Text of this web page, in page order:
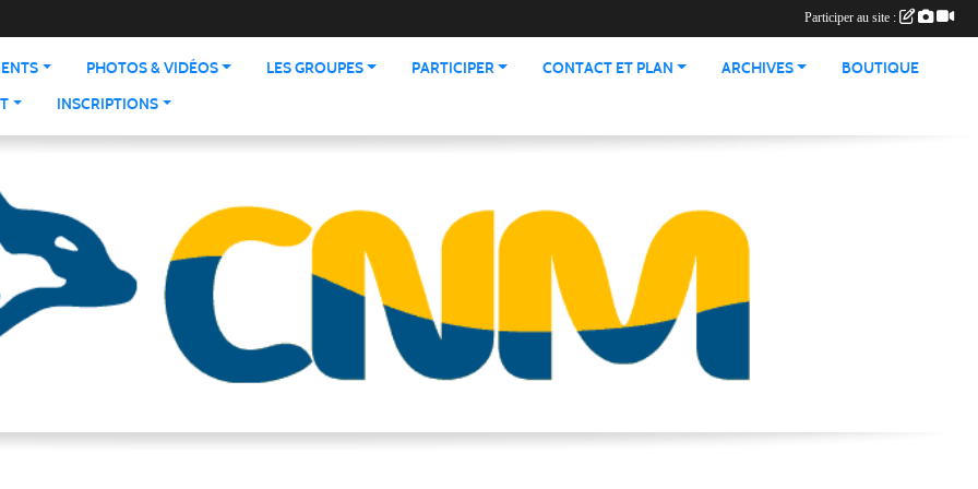
PHOTOS & VIDÉOS LES GROUPES PARTICIPER CONTACT ET PLAN ARCHIVES
BOUTIQUE
INSCRIPTIONS
Participer au site :